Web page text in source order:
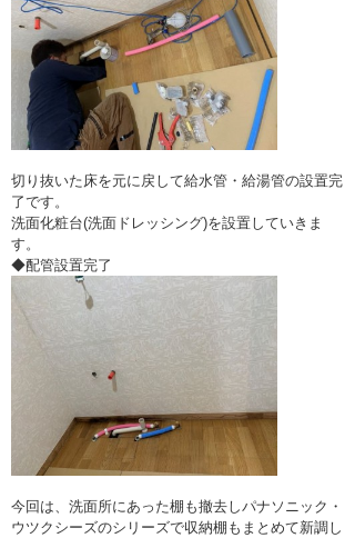
切り抜いた床を元に戻して給水管・給湯管の設置完
了です。
洗面化粧台(洗面ドレッシング)を設置していきま
す。
◆配管設置完了
今回は、洗面所にあった棚も撤去しパナソニック・
ウツクシーズのシリーズで収納棚もまとめて新調し